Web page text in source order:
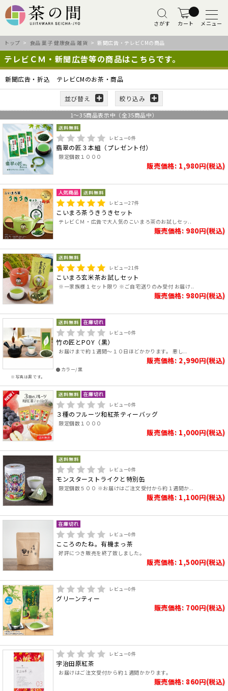
さがす カート メニュー
トップ > 食品 菓子 健康食品 雑貨 > 新聞広告・テレビCMの商品
テレビＣＭ・新聞広告等の商品はこちらです。
新聞広告・折込 テレビCMのお茶・商品
並び替え 絞り込み
1～35商品表示中（全35商品中）
レビュー0件
翡翠の匠３本組（プレゼント付）
限定個数１０００
販売価格: 1,980円(税込)
レビュー27件
こいまろ茶うきうきセット
テレビＣＭ・広告で大人気のこいまろ茶のお試しセッ..
販売価格: 980円(税込)
レビュー21件
こいまろ玄米茶お試しセット
※一家族様１セット限り ※ご自宅送りのみ受付 お届け..
販売価格: 980円(税込)
※写真は黒です。
レビュー0件
竹の匠とPOY（黒）
お届けまで約１週間～１０日ほどかかります。 悪し..
販売価格: 2,990円(税込)
●カラー/黒
レビュー0件
３種のフルーツ和紅茶ティーバッグ
限定個数１０００
販売価格: 1,000円(税込)
レビュー0件
モンスターストライクと特別缶
限定個数５００ ※お届けはご注文受付から約１週間か..
販売価格: 1,100円(税込)
レビュー0件
こころのたね。有機まっ茶
好評につき販売を終了致しました。
販売価格: 1,500円(税込)
レビュー0件
グリーンティー
販売価格: 700円(税込)
レビュー0件
宇治田原紅茶
お届けはご注文受付から約１週間かかります。
販売価格: 860円(税込)